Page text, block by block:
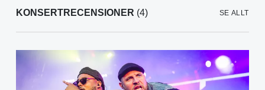
KONSERTRECENSIONER (4) SE ALLT